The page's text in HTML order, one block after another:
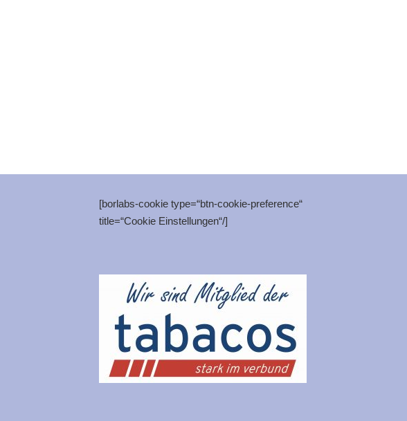
[borlabs-cookie type=“btn-cookie-preference“
title=“Cookie Einstellungen“/]